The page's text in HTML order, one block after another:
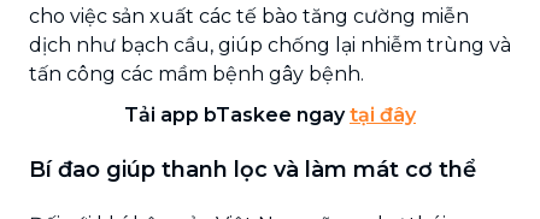
cho việc sản xuất các tế bào tăng cường miễn
dịch như bạch cầu, giúp chống lại nhiễm trùng và
tấn công các mầm bệnh gây bệnh.
Tải app bTaskee ngaytại đây
Bí đao giúp thanh lọc và làm mát cơ thể